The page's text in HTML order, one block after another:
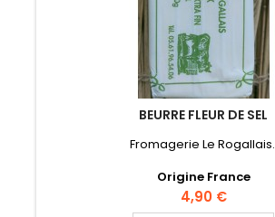
BEURRE FLEUR DE SEL
Fromagerie Le Rogallais.
Origine France
Prix
4,90 €